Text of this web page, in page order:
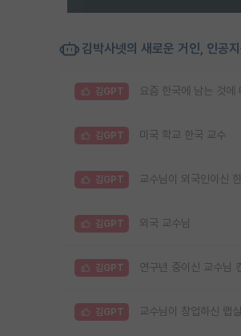
김박사넷의 새로운 거인, 인공
김GPT 요즘 한국에 남는 것에
김GPT 미국 학교 한국 교수
김GPT 교수님이 외국인이신
김GPT 외국 교수님
김GPT 연구년 중이신 교수님
김GPT 교수님이 창업하신 랩